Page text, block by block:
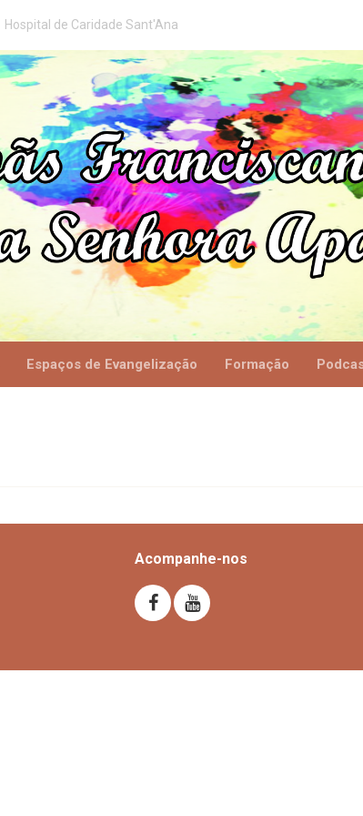
Hospital de Caridade Sant'Ana
Espaços de Evangelização Formação
Acompanhe-nos